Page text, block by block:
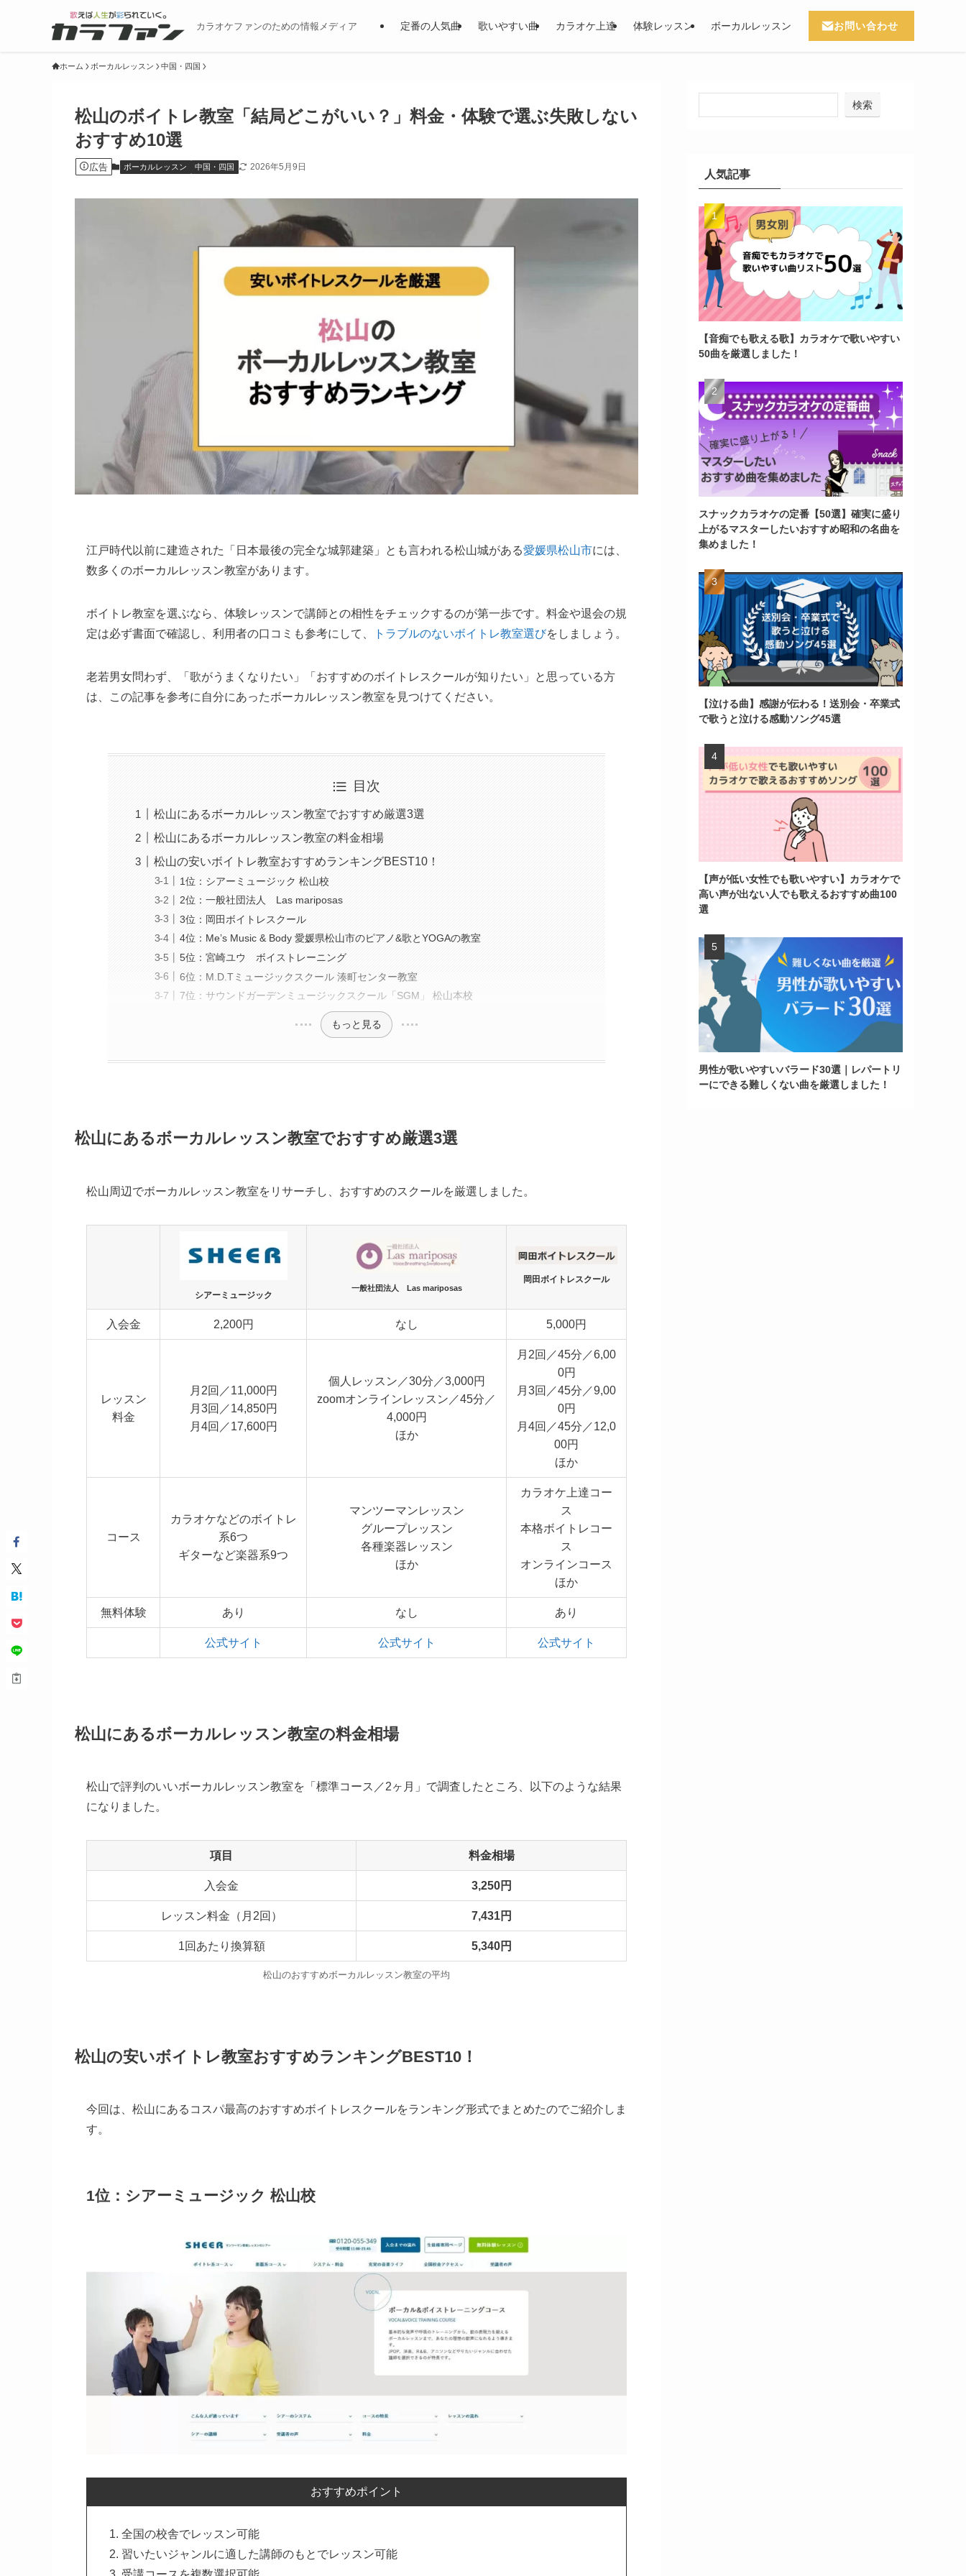
カラオケファンのための情報メディア 定番の人気曲 歌いやすい曲 カラオケ上達 体験レッスン ボーカルレッスン お問い合わせ
ホーム ボーカルレッスン 中国・四国
松山のボイトレ教室「結局どこがいい？」料金・体験で選ぶ失敗しない
おすすめ10選
広告 ボーカルレッスン 中国・四国 2026年5月9日
江戸時代以前に建造された「日本最後の完全な城郭建築」とも言われる松山城がある愛媛県松山市には、
数多くのボーカルレッスン教室があります。
ボイトレ教室を選ぶなら、体験レッスンで講師との相性をチェックするのが第一歩です。料金や退会の規
定は必ず書面で確認し、利用者の口コミも参考にして、
トラブルのないボイトレ教室選びをしましょう。
老若男女問わず、「歌がうまくなりたい」「おすすめのボイトレスクールが知りたい」と思っている方
は、この記事を参考に自分にあったボーカルレッスン教室を見つけてください。
目次
松山にあるボーカルレッスン教室でおすすめ厳選3選
松山にあるボーカルレッスン教室の料金相場
松山の安いボイトレ教室おすすめランキングBEST10！
1位：シアーミュージック 松山校
2位：一般社団法人 Las mariposas
3位：岡田ボイトレスクール
4位：Me’s Music & Body 愛媛県松山市のピアノ&歌とYOGAの教室
5位：宮崎ユウ ボイストレーニング
6位：M.D.Tミュージックスクール 湊町センター教室
7位：サウンドガーデンミュージックスクール「SGM」 松山本校
もっと見る
松山にあるボーカルレッスン教室でおすすめ厳選3選
松山周辺でボーカルレッスン教室をリサーチし、おすすめのスクールを厳選しました。
シアーミュージック
一般社団法人 Las mariposas
岡田ボイトレスクール
入会金 2,200円 なし 5,000円
レッスン
料金
月2回／11,000円
月3回／14,850円
月4回／17,600円
個人レッスン／30分／3,000円
zoomオンラインレッスン／45分／
4,000円
ほか
月2回／45分／6,00
0円
月3回／45分／9,00
0円
月4回／45分／12,0
00円
ほか
コース
カラオケなどのボイトレ
系6つ
ギターなど楽器系9つ
マンツーマンレッスン
グループレッスン
各種楽器レッスン
ほか
カラオケ上達コー
ス
本格ボイトレコー
ス
オンラインコース
ほか
無料体験 あり なし あり
公式サイト 公式サイト 公式サイト
松山にあるボーカルレッスン教室の料金相場
松山で評判のいいボーカルレッスン教室を「標準コース／2ヶ月」で調査したところ、以下のような結果
になりました。
項目 料金相場
入会金 3,250円
レッスン料金（月2回） 7,431円
1回あたり換算額 5,340円
松山のおすすめボーカルレッスン教室の平均
松山の安いボイトレ教室おすすめランキングBEST10！
今回は、松山にあるコスパ最高のおすすめボイトレスクールをランキング形式でまとめたのでご紹介しま
す。
1位：シアーミュージック 松山校
おすすめポイント
全国の校舎でレッスン可能
習いたいジャンルに適した講師のもとでレッスン可能
検索
人気記事
【音痴でも歌える歌】カラオケで歌いやすい
50曲を厳選しました！
スナックカラオケの定番【50選】確実に盛り
上がるマスターしたいおすすめ昭和の名曲を
集めました！
【泣ける曲】感謝が伝わる！送別会・卒業式
で歌うと泣ける感動ソング45選
【声が低い女性でも歌いやすい】カラオケで
高い声が出ない人でも歌えるおすすめ曲100
選
男性が歌いやすいバラード30選｜レパートリ
ーにできる難しくない曲を厳選しました！